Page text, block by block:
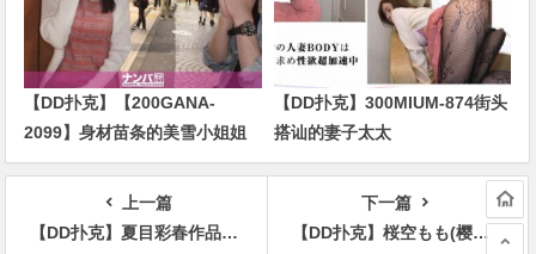
【DD扑克】【200GANA-
2099】身材苗条的美雪小姐姐
【DD扑克】300MIUM-874街头
搭讪的妻子太太
上一篇
【DD扑克】夏目彩春作品IPX-572介绍及封面预览
下一篇
【DD扑克】桜空もも(樱空桃)作品IPX-868介绍及封面预览